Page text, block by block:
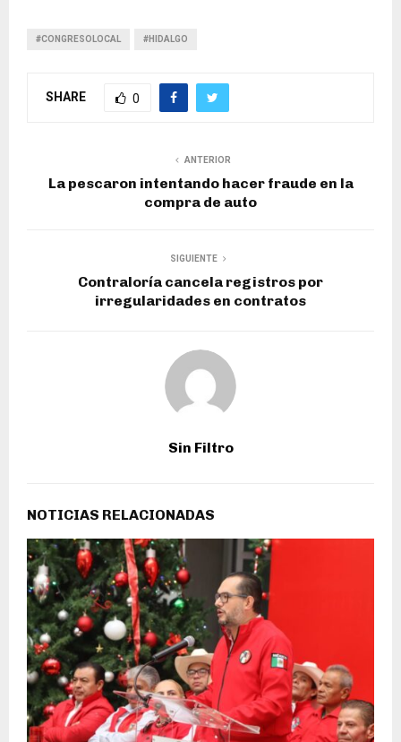
#CONGRESOLOCAL #HIDALGO
SHARE 0
ANTERIOR
La pescaron intentando hacer fraude en la
compra de auto
SIGUIENTE
Contraloría cancela registros por
irregularidades en contratos
Sin Filtro
NOTICIAS RELACIONADAS